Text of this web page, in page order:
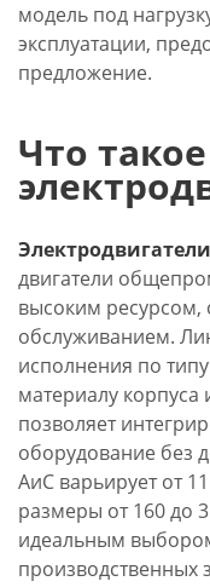
модель под
эксплуатации,
предложение.
Что такое
двигатели
высоким
обслуживанием.
исполнения по
материалу
позволяет
оборудование без
АиС варьирует от
размеры от 160 до
идеальным
производственных